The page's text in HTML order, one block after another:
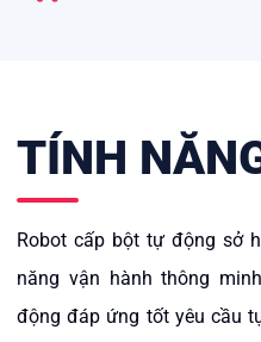
TÍNH
Robot cấp bột tự động sở
năng vận hành thông
động đáp ứng tốt yêu cầu